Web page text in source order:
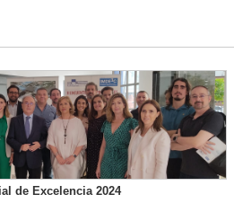
de Excelencia 2024